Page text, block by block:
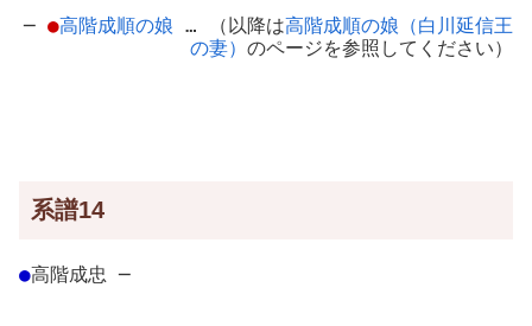
─ ●高階成順の娘 … （以降は高階成順の娘（白川延信王
の妻） のページを参照してください）
系譜14
●高階成忠 ─